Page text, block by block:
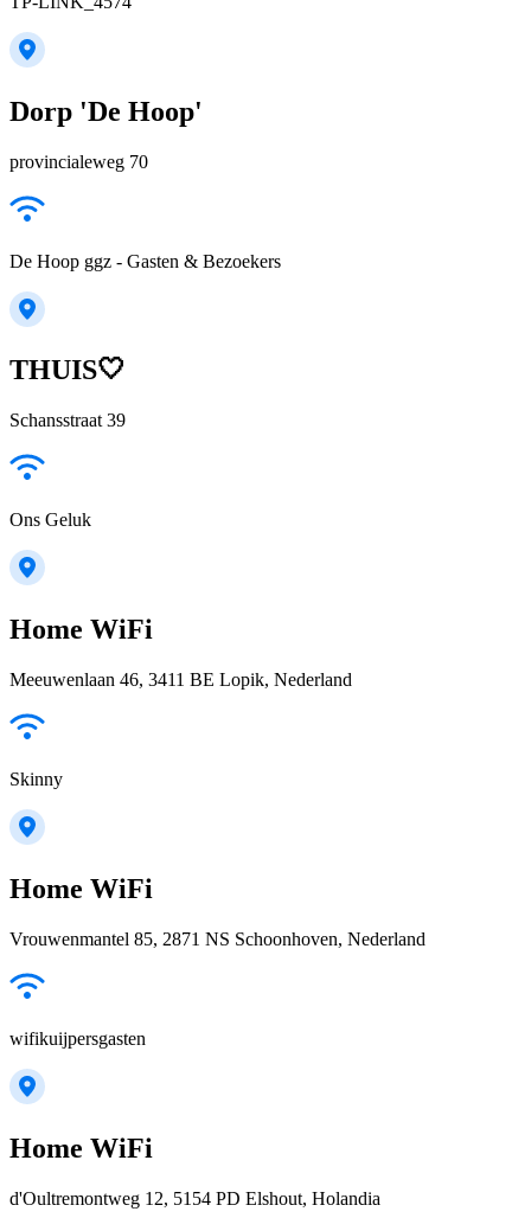
Dorp 'De Hoop'
provincialeweg 70
De Hoop ggz - Gasten & Bezoekers
THUIS🤍
Schansstraat 39
Ons Geluk
Home WiFi
Meeuwenlaan 46, 3411 BE Lopik, Nederland
Skinny
Home WiFi
Vrouwenmantel 85, 2871 NS Schoonhoven, Nederland
wifikuijpersgasten
Home WiFi
d'Oultremontweg 12, 5154 PD Elshout, Holandia